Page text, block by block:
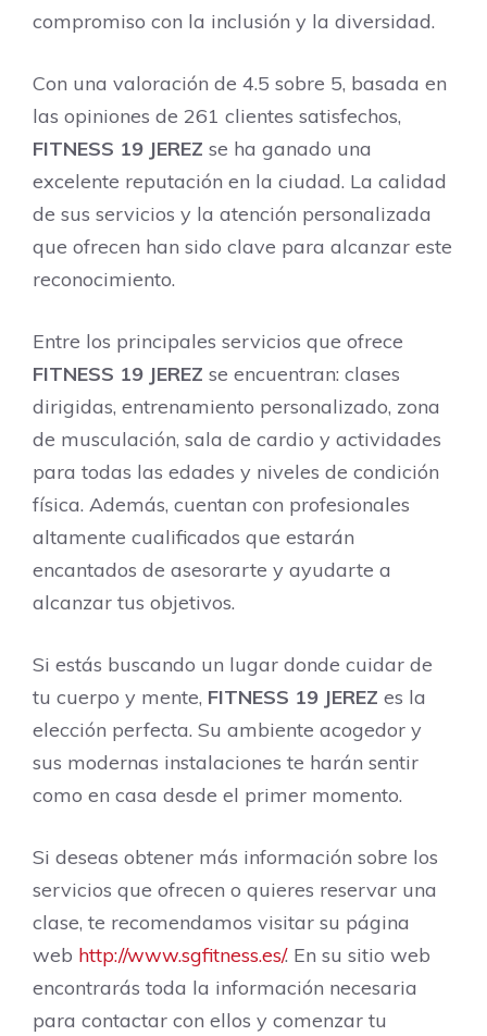
compromiso con la inclusión y la diversidad.
Con una valoración de 4.5 sobre 5, basada en
las opiniones de 261 clientes satisfechos,
FITNESS 19 JEREZ se ha ganado una
excelente reputación en la ciudad. La calidad
de sus servicios y la atención personalizada
que ofrecen han sido clave para alcanzar este
reconocimiento.
Entre los principales servicios que ofrece
FITNESS 19 JEREZ se encuentran: clases
dirigidas, entrenamiento personalizado, zona
de musculación, sala de cardio y actividades
para todas las edades y niveles de condición
física. Además, cuentan con profesionales
altamente cualificados que estarán
encantados de asesorarte y ayudarte a
alcanzar tus objetivos.
Si estás buscando un lugar donde cuidar de
tu cuerpo y mente, FITNESS 19 JEREZ es la
elección perfecta. Su ambiente acogedor y
sus modernas instalaciones te harán sentir
como en casa desde el primer momento.
Si deseas obtener más información sobre los
servicios que ofrecen o quieres reservar una
clase, te recomendamos visitar su página
web http://www.sgfitness.es/. En su sitio web
encontrarás toda la información necesaria
para contactar con ellos y comenzar tu